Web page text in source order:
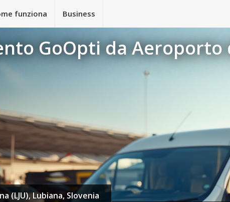
funziona Business
GoOpti da Aeroporto
(LJU), Lubiana, Slovenia